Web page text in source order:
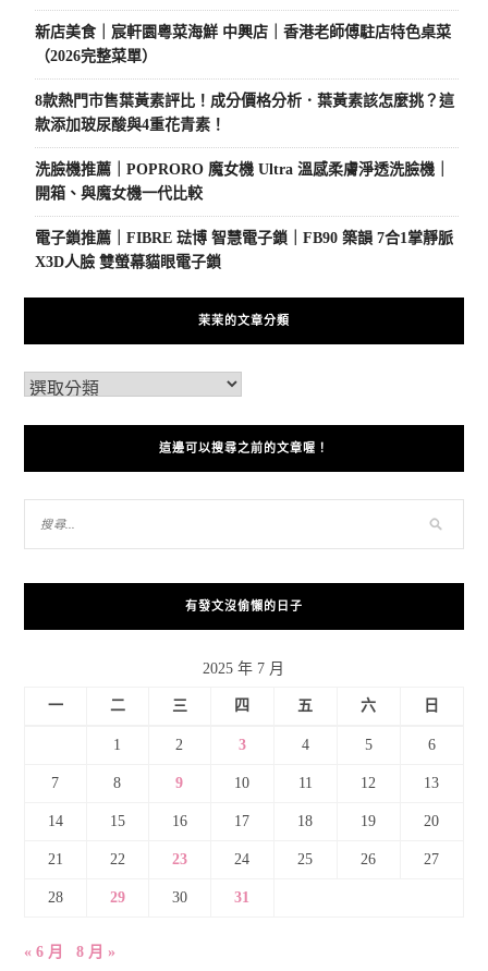
新店美食｜宸軒園粵菜海鮮 中興店｜香港老師傅駐店特色桌菜
（2026完整菜單）
8款熱門市售葉黃素評比！成分價格分析．葉黃素該怎麼挑？這
款添加玻尿酸與4重花青素！
洗臉機推薦｜POPRORO 魔女機 Ultra 溫感柔膚淨透洗臉機｜
開箱、與魔女機一代比較
電子鎖推薦｜FIBRE 琺博 智慧電子鎖｜FB90 築韻 7合1掌靜脈
X3D人臉 雙螢幕貓眼電子鎖
茉茉的文章分類
這邊可以搜尋之前的文章喔！
有發文沒偷懶的日子
2025 年 7 月
一 二 三 四 五 六 日
1 2 3 4 5 6
7 8 9 10 11 12 13
14 15 16 17 18 19 20
21 22 23 24 25 26 27
28 29 30 31
« 6 月 8 月 »